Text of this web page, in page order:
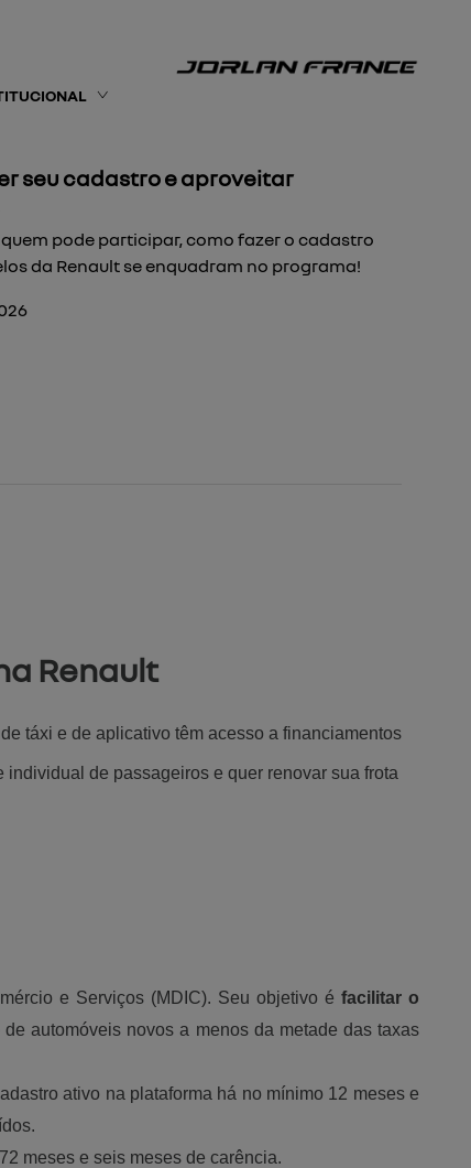
seu cadastro e aproveitar
quem pode participar, como fazer o cadastro
da Renault se enquadram no programa!
Renault
táxi e de aplicativo têm acesso a financiamentos
de passageiros e quer renovar sua frota
e Serviços (MDIC). Seu objetivo é facilitar o
automóveis novos a menos da metade das taxas
ativo na plataforma há no mínimo 12 meses e
meses e seis meses de carência.